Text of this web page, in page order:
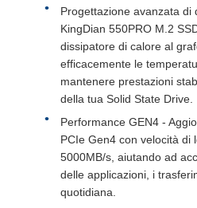
Progettazione avanzata di
KingDian 550PRO M.2
dissipatore di calore al
efficacemente le
mantenere prestazioni
della tua Solid State Drive.
Performance GEN4 -
PCIe Gen4 con velocità di
5000MB/s, aiutando ad
delle applicazioni, i
quotidiana.